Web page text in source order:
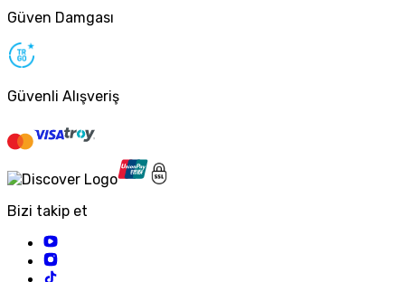
Güven Damgası
Güvenli Alışveriş
Bizi takip et